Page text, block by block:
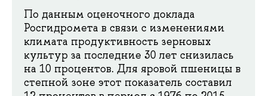
По данным оценочного доклада
Росгидромета в связи с изменениями
климата продуктивность зерновых
культур за последние 30 лет снизилась
на 10 процентов. Для яровой пшеницы в
степной зоне этот показатель составил